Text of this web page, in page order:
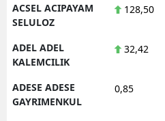
ACSEL ACIPAYAM
SELULOZ
128,50
ADEL ADEL
KALEMCILIK
32,42
ADESE ADESE
GAYRIMENKUL
0,85